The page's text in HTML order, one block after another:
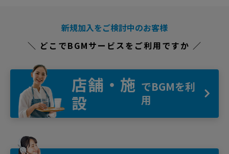
新規加入をご検討中のお客様
＼ どこでBGMサービスをご利用ですか ／
店舗・施
設
でBGMを利
用